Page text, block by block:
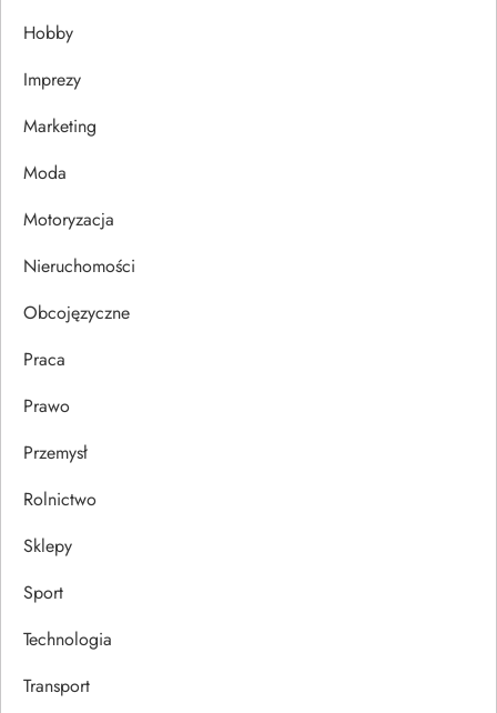
a
w
p
u
Hobby
Imprezy
Marketing
Moda
Motoryzacja
Nieruchomości
Obcojęzyczne
Praca
Prawo
Przemysł
Rolnictwo
Sklepy
Sport
Technologia
Transport